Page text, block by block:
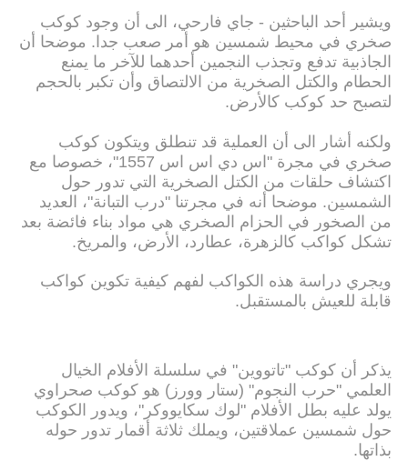
ويشير أحد الباحثين - جاي فارحي، الى أن وجود كوكب
صخري في محيط شمسين هو أمر صعب جدا. موضحا أن
الجاذبية تدفع وتجذب النجمين أحدهما للآخر ما يمنع
الحطام والكتل الصخرية من الالتصاق وأن تكبر بالحجم
لتصبح حد كوكب كالأرض.
ولكنه أشار الى أن العملية قد تنطلق ويتكون كوكب
صخري في مجرة "اس دي اس اس 1557"، خصوصا مع
اكتشاف حلقات من الكتل الصخرية التي تدور حول
الشمسين. موضحا أنه في مجرتنا "درب التبانة"، العديد
من الصخور في الحزام الصخري هي مواد بناء فائضة بعد
تشكل كواكب كالزهرة، عطارد، الأرض، والمريخ.
ويجري دراسة هذه الكواكب لفهم كيفية تكوين كواكب
قابلة للعيش بالمستقبل.
يذكر أن كوكب "تاتووين" في سلسلة الأفلام الخيال
العلمي "حرب النجوم" (ستار وورز) هو كوكب صحراوي
يولد عليه بطل الأفلام "لوك سكايووكر"، ويدور الكوكب
حول شمسين عملاقتين، ويملك ثلاثة أقمار تدور حوله
بذاتها.